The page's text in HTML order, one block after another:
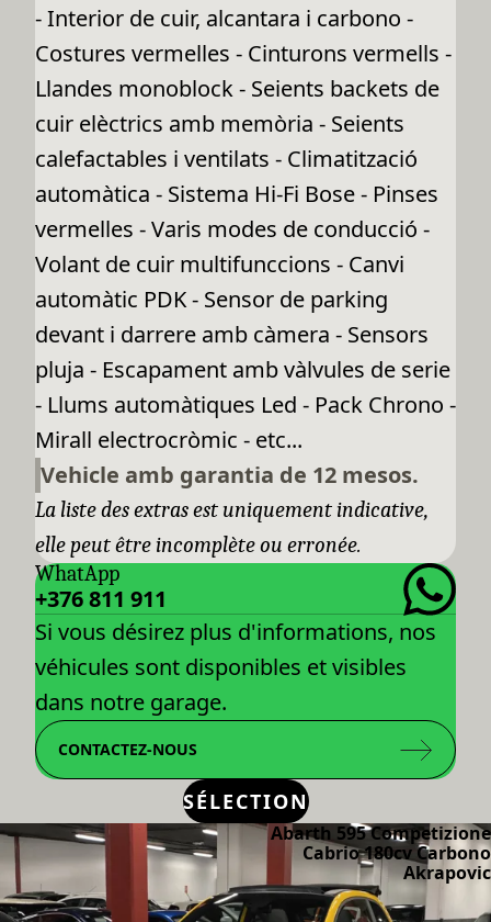
- Interior de cuir, alcantara i carbono -
Costures vermelles - Cinturons vermells -
Llandes monoblock - Seients backets de
cuir elèctrics amb memòria - Seients
calefactables i ventilats - Climatització
automàtica - Sistema Hi-Fi Bose - Pinses
vermelles - Varis modes de conducció -
Volant de cuir multifunccions - Canvi
automàtic PDK - Sensor de parking
devant i darrere amb càmera - Sensors
pluja - Escapament amb vàlvules de serie
- Llums automàtiques Led - Pack Chrono -
Mirall electrocròmic - etc...
Vehicle amb garantia de 12 mesos.
La liste des extras est uniquement indicative,
elle peut être incomplète ou erronée.
WhatApp
+376 811 911
Si vous désirez plus d'informations, nos
véhicules sont disponibles et visibles
dans notre garage.
CONTACTEZ-NOUS
SÉLECTION
Abarth 595 Competizione
Cabrio 180cv Carbono
Akrapovic